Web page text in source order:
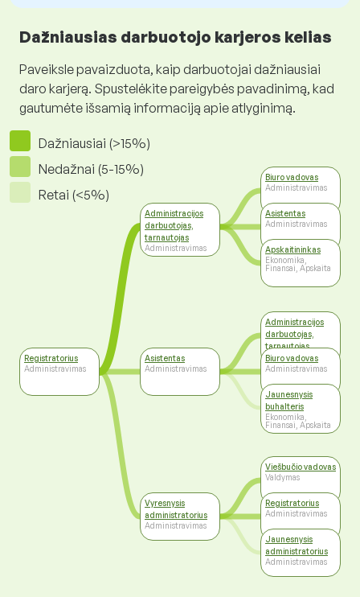
Dažniausias darbuotojo karjeros kelias
Paveiksle pavaizduota, kaip darbuotojai dažniausiai
daro karjerą. Spustelėkite pareigybės pavadinimą, kad
gautumėte išsamią informaciją apie atlyginimą.
Dažniausiai (>15%)
Nedažnai (5-15%)
Retai (<5%)
Registratorius
Administravimas
Administracijos
darbuotojas,
tarnautojas
Administravimas
Asistentas
Administravimas
Vyresnysis
administratorius
Administravimas
Biuro vadovas
Administravimas
Asistentas
Administravimas
Apskaitininkas
Ekonomika,
Finansai, Apskaita
Administracijos
darbuotojas,
tarnautojas
Administravimas
Biuro vadovas
Administravimas
Jaunesnysis
buhalteris
Ekonomika,
Finansai, Apskaita
Viešbučio vadovas
Valdymas
Registratorius
Administravimas
Jaunesnysis
administratorius
Administravimas